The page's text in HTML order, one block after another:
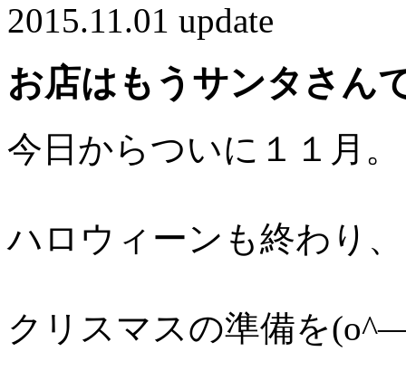
2015.11.01 update
お店はもうサンタさん
今日からついに１１月。
ハロウィーンも終わり
クリスマスの準備を